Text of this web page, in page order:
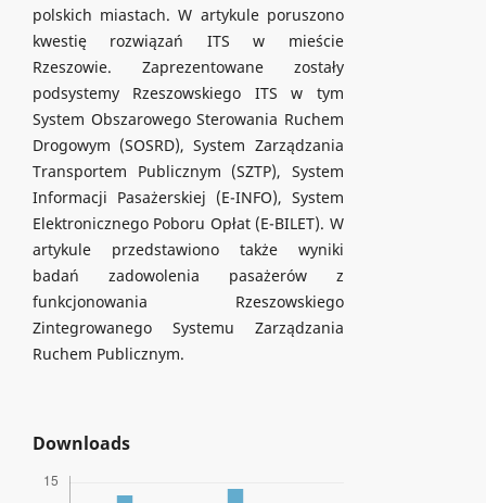
polskich miastach. W artykule poruszono
kwestię rozwiązań ITS w mieście
Rzeszowie. Zaprezentowane zostały
podsystemy Rzeszowskiego ITS w tym
System Obszarowego Sterowania Ruchem
Drogowym (SOSRD), System Zarządzania
Transportem Publicznym (SZTP), System
Informacji Pasażerskiej (E-INFO), System
Elektronicznego Poboru Opłat (E-BILET). W
artykule przedstawiono także wyniki
badań zadowolenia pasażerów z
funkcjonowania Rzeszowskiego
Zintegrowanego Systemu Zarządzania
Ruchem Publicznym.
Downloads